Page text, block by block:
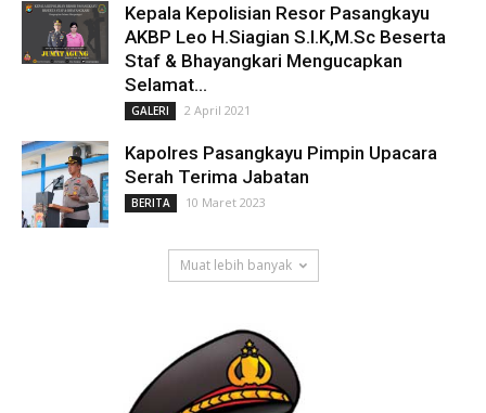
Kepala Kepolisian Resor Pasangkayu
AKBP Leo H.Siagian S.I.K,M.Sc Beserta
Staf & Bhayangkari Mengucapkan
Selamat...
GALERI 2 April 2021
Kapolres Pasangkayu Pimpin Upacara
Serah Terima Jabatan
BERITA 10 Maret 2023
Muat lebih banyak